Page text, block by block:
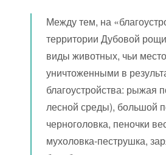
Между тем, на
территории Дубовой
виды животных, чьи
уничтоженными в
благоустройства: рыжая
лесной среды), большой
черноголовка, пеночки
мухоловка-пеструшка,